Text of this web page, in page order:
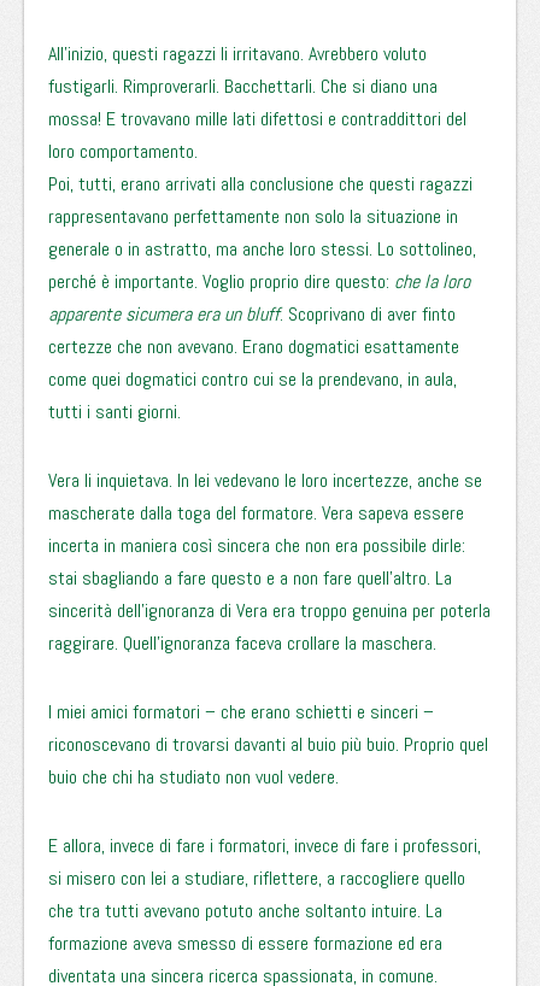
All’inizio, questi ragazzi li irritavano. Avrebbero voluto
fustigarli. Rimproverarli. Bacchettarli. Che si diano una
mossa! E trovavano mille lati difettosi e contraddittori del
loro comportamento.
Poi, tutti, erano arrivati alla conclusione che questi ragazzi
rappresentavano perfettamente non solo la situazione in
generale o in astratto, ma anche loro stessi. Lo sottolineo,
perché è importante. Voglio proprio dire questo: che la loro
apparente sicumera era un bluff. Scoprivano di aver finto
certezze che non avevano. Erano dogmatici esattamente
come quei dogmatici contro cui se la prendevano, in aula,
tutti i santi giorni.
Vera li inquietava. In lei vedevano le loro incertezze, anche se
mascherate dalla toga del formatore. Vera sapeva essere
incerta in maniera così sincera che non era possibile dirle:
stai sbagliando a fare questo e a non fare quell’altro. La
sincerità dell’ignoranza di Vera era troppo genuina per poterla
raggirare. Quell’ignoranza faceva crollare la maschera.
I miei amici formatori – che erano schietti e sinceri –
riconoscevano di trovarsi davanti al buio più buio. Proprio quel
buio che chi ha studiato non vuol vedere.
E allora, invece di fare i formatori, invece di fare i professori,
si misero con lei a studiare, riflettere, a raccogliere quello
che tra tutti avevano potuto anche soltanto intuire. La
formazione aveva smesso di essere formazione ed era
diventata una sincera ricerca spassionata, in comune.